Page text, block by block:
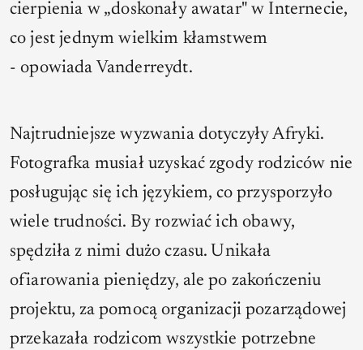
cierpienia w „doskonały awatar" w Internecie,
co jest jednym wielkim kłamstwem
- opowiada Vanderreydt.
Najtrudniejsze wyzwania dotyczyły Afryki.
Fotografka musiał uzyskać zgody rodziców nie
posługując się ich językiem, co przysporzyło
wiele trudności. By rozwiać ich obawy,
spędziła z nimi dużo czasu. Unikała
ofiarowania pieniędzy, ale po zakończeniu
projektu, za pomocą organizacji pozarządowej
przekazała rodzicom wszystkie potrzebne